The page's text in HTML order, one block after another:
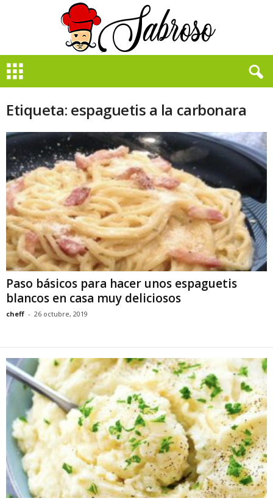
e
Etiqueta: espaguetis a la carbonara
Paso básicos para hacer unos espaguetis
blancos en casa muy deliciosos
cheff - 26 octubre, 2019